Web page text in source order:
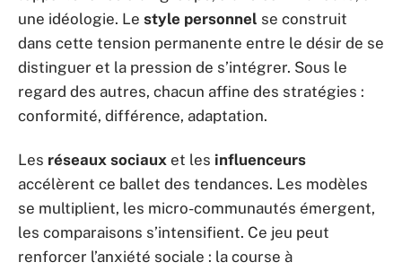
une idéologie. Le style personnel se construit
dans cette tension permanente entre le désir de se
distinguer et la pression de s’intégrer. Sous le
regard des autres, chacun affine des stratégies :
conformité, différence, adaptation.
Les réseaux sociaux et les influenceurs
accélèrent ce ballet des tendances. Les modèles
se multiplient, les micro-communautés émergent,
les comparaisons s’intensifient. Ce jeu peut
renforcer l’anxiété sociale : la course à